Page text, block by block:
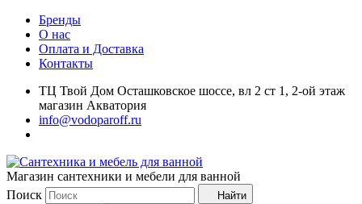
Бренды
О нас
Оплата и Доставка
Контакты
ТЦ Твой Дом Осташковское шоссе, вл 2 ст 1, 2-ой этаж
магазин Акватория
info@vodoparoff.ru
Магазин сантехники и мебели для ванной
Поиск
Найти